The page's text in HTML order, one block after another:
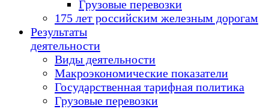
Грузовые перевозки
175 лет российским железным дорогам
Результаты
деятельности
Виды деятельности
Макроэкономические показатели
Государственная тарифная политика
Грузовые перевозки